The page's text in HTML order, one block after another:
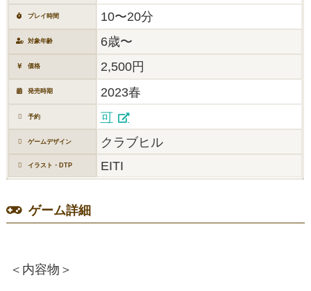
プレイ時間 10〜20分
対象年齢 6歳〜
価格 2,500円
発売時期 2023春
予約 可
ゲームデザイン クラブヒル
イラスト・DTP EITI
ゲーム詳細
＜内容物＞